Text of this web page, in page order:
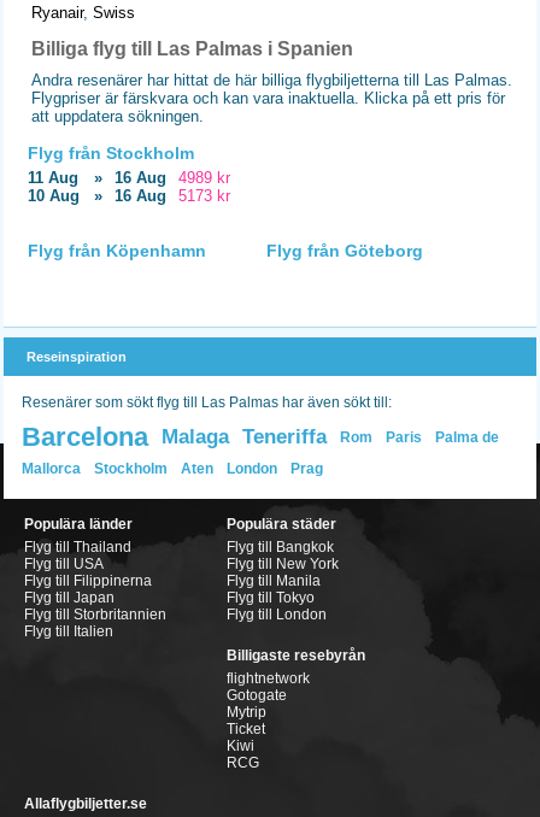
Ryanair, Swiss
Billiga flyg till Las Palmas i Spanien
Andra resenärer har hittat de här billiga flygbiljetterna till Las Palmas.
Flygpriser är färskvara och kan vara inaktuella. Klicka på ett pris för
att uppdatera sökningen.
Flyg från Stockholm
11 Aug » 16 Aug
4989 kr
10 Aug
» 16 Aug 5173 kr
Flyg från Köpenhamn Flyg från Göteborg
Reseinspiration
Resenärer som sökt flyg till Las Palmas har även sökt till:
Barcelona Malaga Teneriffa Rom Paris
Palma de
Mallorca
Stockholm Aten London Prag
Populära länder
Flyg till Thailand
Flyg till USA
Flyg till Filippinerna
Flyg till Japan
Flyg till Storbritannien
Flyg till Italien
Populära städer
Flyg till Bangkok
Flyg till New York
Flyg till Manila
Flyg till Tokyo
Flyg till London
Billigaste resebyrån
flightnetwork
Gotogate
Mytrip
Ticket
Kiwi
RCG
Allaflygbiljetter.se